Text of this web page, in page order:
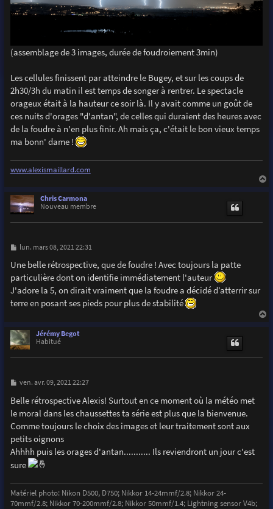
(assemblage de 3 images, durée de foudroiement 3min)
Les cellules finissent par atteindre le Bugey, et sur les coups de
2h30/3h du matin il est temps de songer à rentrer. Le spectacle
orageux était à la hauteur ce soir là. Il y avait comme un goût de
ces nuits d'orages "d'antan", de celles qui duraient des heures avec
de la foudre à n'en plus finir. Ah mais ça, c'était le bon vieux temps
ma bonn' dame !
www.alexismaillard.com
Chris Carmona
Nouveau membre
M
s
s
a
e
lun. mars 08, 2021 22:31
Une belle rétrospective, que de foudre ! Avec toujours la patte
particulière dont on identifie immédiatement l'auteur
J'adore la 5, on dirait vraiment que la foudre a décidé d’atterrir sur
terre en posant ses pieds pour plus de stabilité
Jérémy Begot
Habitué
M
s
s
a
e
ven. avr. 09, 2021 22:27
Belle rétrospective Alexis! Surtout en ce moment où la météo met
le moral dans les chaussettes ta série est plus que la bienvenue.
Comme toujours le choix des images et leur traitement sont aux
petits oignons
Ahhhh puis les orages d'antan........... Ils reviendront un jour c'est
sure
Matériel photo: Nikon D500, D750; Nikkor 14-24mmf/2.8; Nikkor 24-
70mmf/2.8; Nikkor 70-200mmf/2.8; Nikkor 50mmf/1.4; Lightning sensor V4b;